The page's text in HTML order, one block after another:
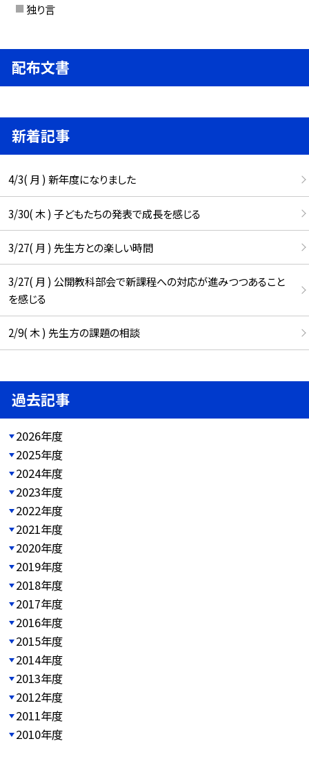
独り言
配布文書
新着記事
4/3( 月 ) 新年度になりました
3/30( 木 ) 子どもたちの発表で成長を感じる
3/27( 月 ) 先生方との楽しい時間
3/27( 月 ) 公開教科部会で新課程への対応が進みつつあること
を感じる
2/9( 木 ) 先生方の課題の相談
過去記事
2026年度
2025年度
2024年度
2023年度
2022年度
2021年度
2020年度
2019年度
2018年度
2017年度
2016年度
2015年度
2014年度
2013年度
2012年度
2011年度
2010年度